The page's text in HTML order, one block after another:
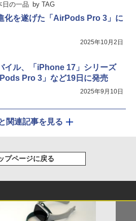
日の一品 by TAG
化を遂げた「AirPods Pro 3」に
2025年10月2日
イル、「iPhone 17」シリーズ
Pro 3」など19日に発売
2025年9月10日
関連記事を見る
プページに戻る